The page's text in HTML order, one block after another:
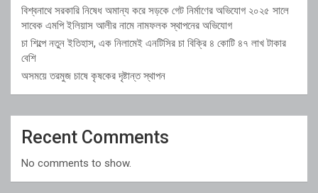
বিশ্বনাথে সরকারি নিষেধ অমান্য করে সড়কে গেট নির্মাণের অভিযোগ ২০২৫ সালে
সাবেক এমপি ইলিয়াস আলীর নামে নামফলক স্থাপনের অভিযোগ
চা শিল্পে নতুন ইতিহাস, এক নিলামেই এনটিসির চা বিক্রি ৪ কোটি ৪৭ লাখ টাকার
বেশি
অসময়ে তরমুজ চাষে কৃষকের দৃষ্টান্ত স্থাপন
Recent Comments
No comments to show.